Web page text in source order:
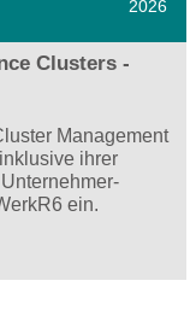
2026
Clusters -
Management
ihrer
ein.